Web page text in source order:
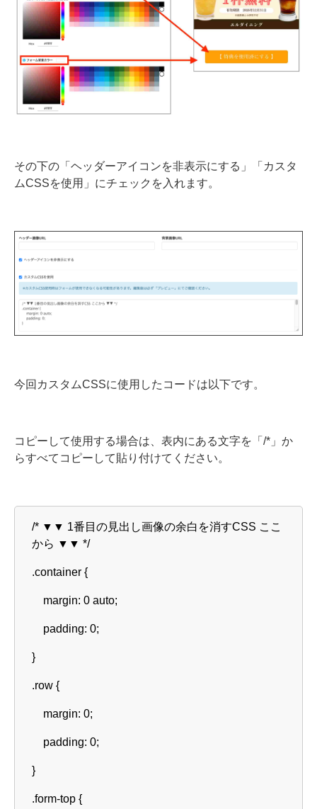
その下の「ヘッダーアイコンを非表示にする」「カスタ
ムCSSを使用」にチェックを入れます。
今回カスタムCSSに使用したコードは以下です。
コピーして使用する場合は、表内にある文字を「/*」か
らすべてコピーして貼り付けてください。
/* ▼▼ 1番目の見出し画像の余白を消すCSS ここ
から ▼▼ */
.container {
margin: 0 auto;
padding: 0;
}
.row {
margin: 0;
padding: 0;
}
.form-top {